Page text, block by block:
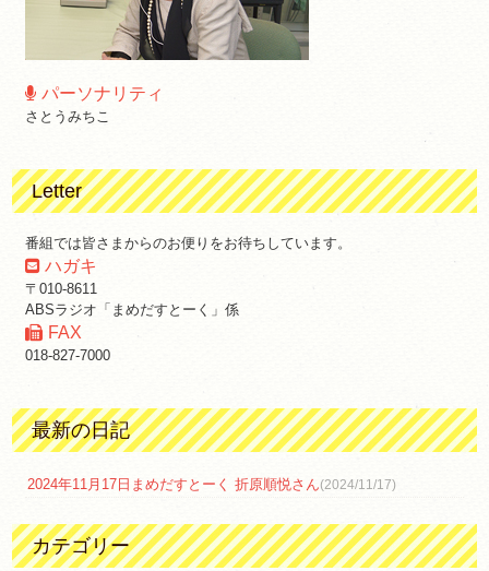
パーソナリティ
さとうみちこ
Letter
番組では皆さまからのお便りをお待ちしています。
ハガキ
〒010-8611
ABSラジオ「まめだすとーく」係
FAX
018-827-7000
最新の日記
2024年11月17日まめだすとーく 折原順悦さん(2024/11/17)
カテゴリー